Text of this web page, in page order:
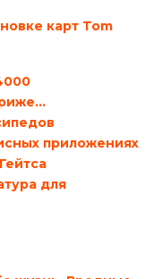
карт Tom
приложениях
для